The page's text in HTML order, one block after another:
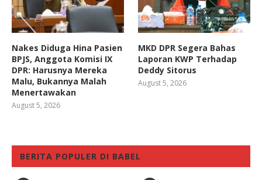
Nakes Diduga Hina Pasien
BPJS, Anggota Komisi IX
DPR: Harusnya Mereka
Malu, Bukannya Malah
Menertawakan
August 5, 2026
MKD DPR Segera Bahas
Laporan KWP Terhadap
Deddy Sitorus
August 5, 2026
BERITA POPULER DI BABEL